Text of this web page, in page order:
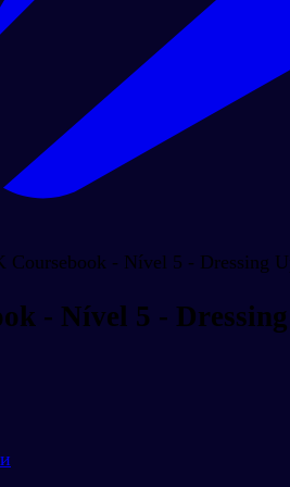
Coursebook - Nível 5 - Dressing
- Nível 5 -